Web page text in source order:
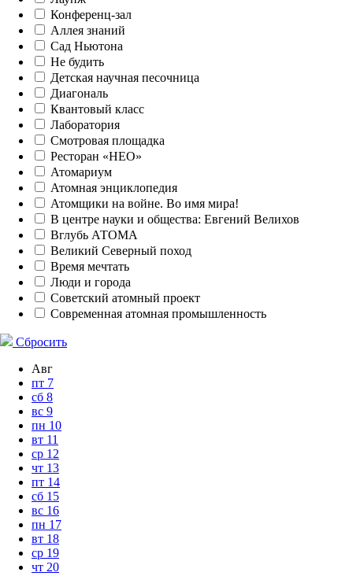
Конференц-зал
Аллея знаний
Сад Ньютона
Не будить
Детская научная песочница
Диагональ
Квантовый класс
Лаборатория
Смотровая площадка
Ресторан «НЕО»
Атомариум
Атомная энциклопедия
Атомщики на войне. Во имя мира!
В центре науки и общества: Евгений Велихов
Вглубь АТОМА
Великий Северный поход
Время мечтать
Люди и города
Советский атомный проект
Современная атомная промышленность
Сбросить
Авг
пт 7
сб 8
вс 9
пн 10
вт 11
ср 12
чт 13
пт 14
сб 15
вс 16
пн 17
вт 18
ср 19
чт 20